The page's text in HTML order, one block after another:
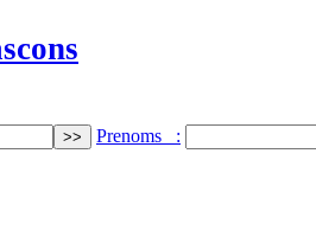
Prenoms :